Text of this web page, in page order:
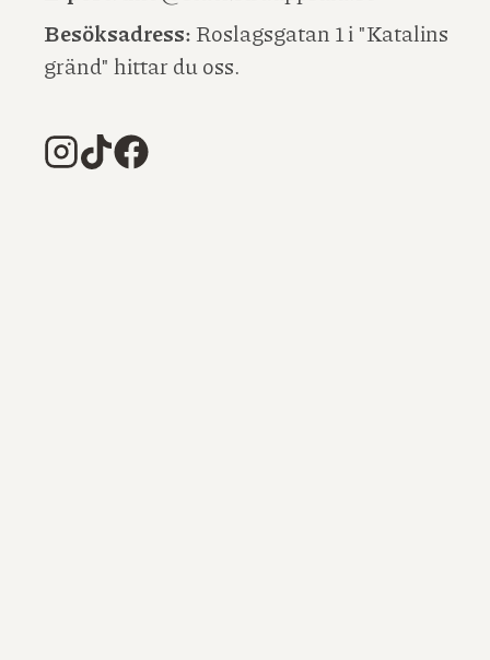
Besöksadress:Roslagsgatan 1 i "Katalins
gränd" hittar du oss.